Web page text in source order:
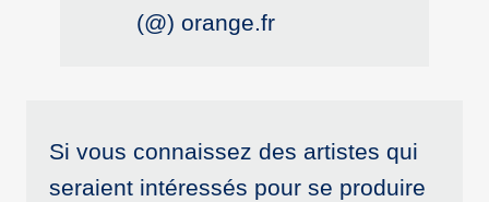
(@) orange.fr
Si vous connaissez des artistes qui
seraient intéressés pour se produire